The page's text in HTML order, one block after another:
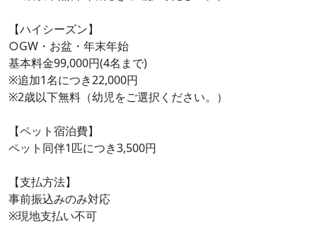
【ハイシーズン】
○GW・お盆・年末年始
基本料金99,000円(4名まで)
※追加1名につき22,000円
※2歳以下無料（幼児をご選択ください。）
【ペット宿泊費】
ペット同伴1匹につき3,500円
【支払方法】
事前振込みのみ対応
※現地支払い不可